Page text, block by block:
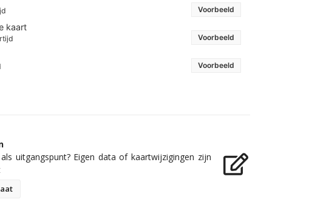
Voorbeeld
kaart
Voorbeeld
Voorbeeld
uitgangspunt? Eigen data of kaartwijzigingen zijn